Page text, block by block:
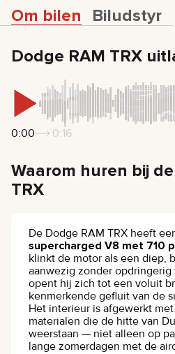
Om bilen
Biludstyr
Dodge RAM TRX
0:00 0:16
Waarom huren bij
TRX
De Dodge RAM TRX heeft
supercharged V8 met 710
klinkt de motor als een diep,
aanwezig zonder
opent hij zich tot een voluit
kenmerkende gefluit van de
Het interieur is afgewerkt
materialen die de hitte van
weerstaan — niet alleen op
lange zomerdagen met de